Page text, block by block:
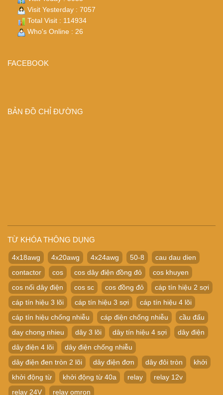
Visit Yesterday : 7057
Total Visit : 114934
Who's Online : 26
FACEBOOK
BẢN ĐỒ CHỈ ĐƯỜNG
TỪ KHÓA THÔNG DỤNG
4x18awg 4x20awg 4x24awg 50-8
cau dau dien
contactor
cos cos dây điện đồng đỏ
cos khuyen
cos nối dây điện
cos sc cos đồng đỏ
cáp tín hiệu 2 sợi
cáp tín hiệu 3 lõi
cáp tín hiệu 3 sợi
cáp tín hiệu 4 lõi
cáp tín hiệu chống nhiễu
cáp điện chống nhiễu
cầu đấu
day chong nhieu
dây 3 lõi dây tín hiệu 4 sợi
dây điện
dây điện 4 lõi
dây điện chống nhiễu
dây điện đen tròn 2 lõi
dây điện đơn dây đôi tròn
khởi
khởi động từ
khởi động từ 40a relay
relay 12v
relay 24V
relay omron